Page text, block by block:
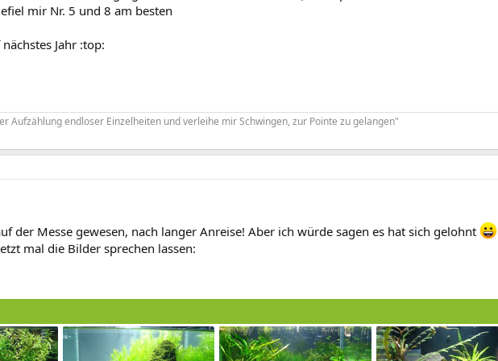
mir Nr. 5 und 8 am besten
Jahr :top:
Aufzählung endloser Einzelheiten und verleihe mir Schwingen, zur Pointe zu gelangen"
der Messe gewesen, nach langer Anreise! Aber ich würde sagen es hat sich gelohnt
mal die Bilder sprechen lassen: